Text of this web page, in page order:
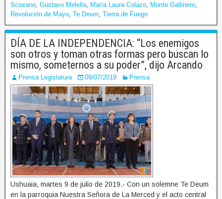
Sciurano Gustavo Melella María Laura Colazo Monte Gallinero
Revolución de Mayo Te Deum Tierra de Fuego
DÍA DE LA INDEPENDENCIA: “Los enemigos
son otros y toman otras formas pero buscan lo
mismo, someternos a su poder”, dijo Arcando
Prensa Legislatura 09/07/2019 Prensa
Ushuaia, martes 9 de julio de 2019.- Con un solemne Te Deum
en la parroquia Nuestra Señora de La Merced y el acto central